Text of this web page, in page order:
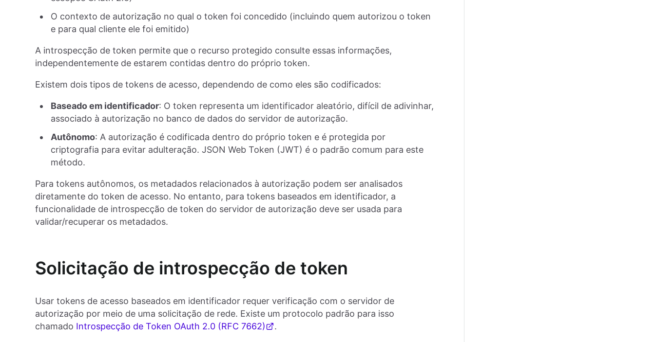
O contexto de autorização no qual o token foi concedido (incluindo quem autorizou o token
e para qual cliente ele foi emitido)
A introspecção de token permite que o recurso protegido consulte essas informações,
independentemente de estarem contidas dentro do próprio token.
Existem dois tipos de tokens de acesso, dependendo de como eles são codificados:
Baseado em identificador: O token representa um identificador aleatório, difícil de adivinhar,
associado à autorização no banco de dados do servidor de autorização.
Autônomo: A autorização é codificada dentro do próprio token e é protegida por
criptografia para evitar adulteração. JSON Web Token (JWT) é o padrão comum para este
método.
Para tokens autônomos, os metadados relacionados à autorização podem ser analisados
diretamente do token de acesso. No entanto, para tokens baseados em identificador, a
funcionalidade de introspecção de token do servidor de autorização deve ser usada para
validar/recuperar os metadados.
Solicitação de introspecção de token
Usar tokens de acesso baseados em identificador requer verificação com o servidor de
autorização por meio de uma solicitação de rede. Existe um protocolo padrão para isso
chamado Introspecção de Token OAuth 2.0 (RFC 7662) .